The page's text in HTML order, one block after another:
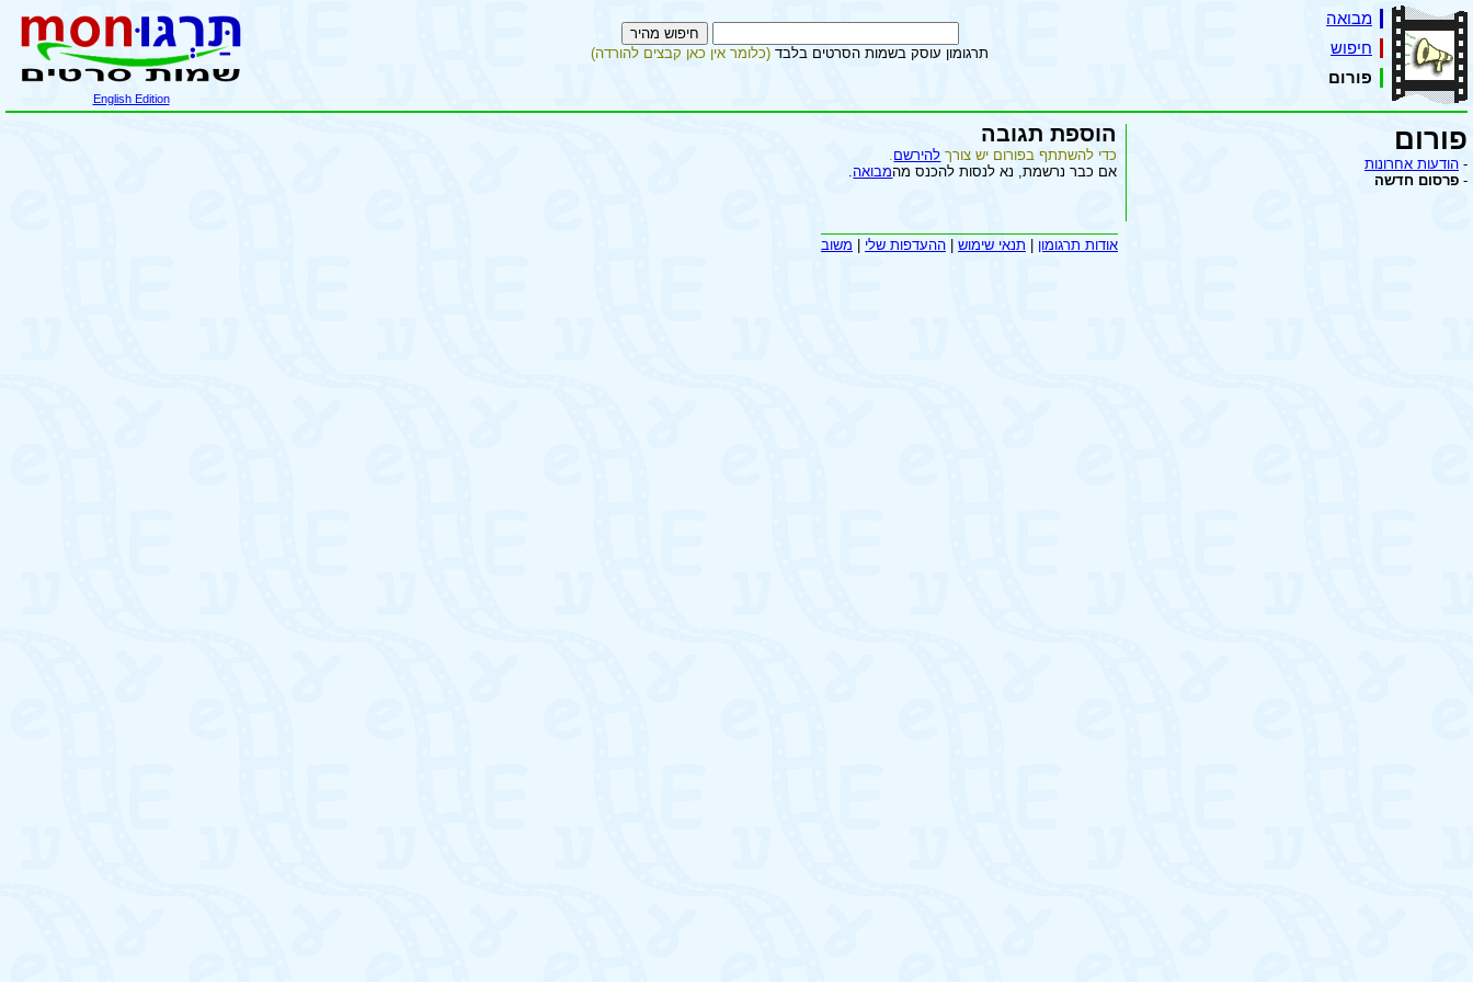
מבואה
חיפוש
פורום
תרגומון עוסק בשמות הסרטים בלבד (כלומר אין כאן קבצים להורדה)
English Edition
פורום
- הודעות אחרונות
- פרסום חדשה
הוספת תגובה
כדי להשתתף בפורום יש צורך להירשם.
אם כבר נרשמת, נא לנסות להכנס מהמבואה.
אודות תרגומון תנאי שימוש ההעדפות שלי משוב